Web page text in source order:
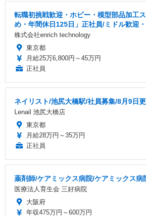
転職初挑戦歓迎・ホビー・模型部品加工
め・年間休日125日」正社員/ミドル歓迎
株式会社enrich technology
東京都
月給25万6,800円～45万円
正社員
ネイリスト/池尻大橋駅/社員募集/8月9日
Lenail 池尻大橋店
東京都
月給28万円～35万円
正社員
薬剤師/ケアミックス病院/ケアミックス病
医療法人育生会 三好病院
大阪府
年収475万円～600万円